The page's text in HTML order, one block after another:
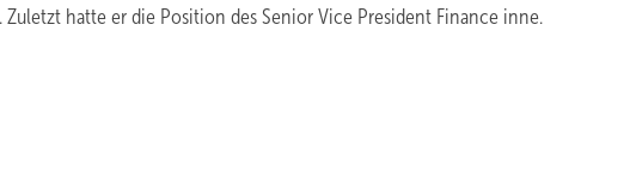
hatte er die Position des Senior Vice President Finance inne.